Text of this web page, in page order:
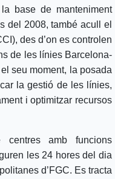
base de manteniment
del 2008, també acull el
des d’on es controlen
de les línies Barcelona-
seu moment, la posada
la gestió de les línies,
i optimitzar recursos
amb funcions
les 24 hores del dia
d’FGC. Es tracta